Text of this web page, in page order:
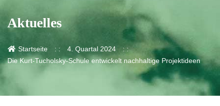
Aktuelles
Startseite
4. Quartal 2024
Die Kurt-Tucholsky-Schule entwickelt nachhaltige Projektideen